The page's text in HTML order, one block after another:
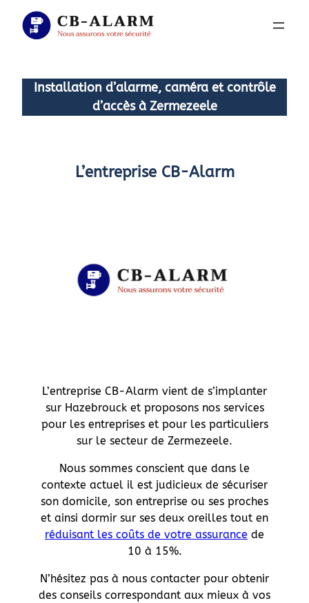
Aller
Installation d’alarme, caméra et contrôle
d’accès à Zermezeele
L’entreprise CB-Alarm
L’entreprise CB-Alarm vient de s’implanter
sur Hazebrouck et proposons nos services
pour les entreprises et pour les particuliers
sur le secteur de Zermezeele.
Nous sommes conscient que dans le
contexte actuel il est judicieux de sécuriser
son domicile, son entreprise ou ses proches
et ainsi dormir sur ses deux oreilles tout en
réduisant les coûts de votre assurance de
10 à 15%.
N’hésitez pas à nous contacter pour obtenir
des conseils correspondant aux mieux à vos